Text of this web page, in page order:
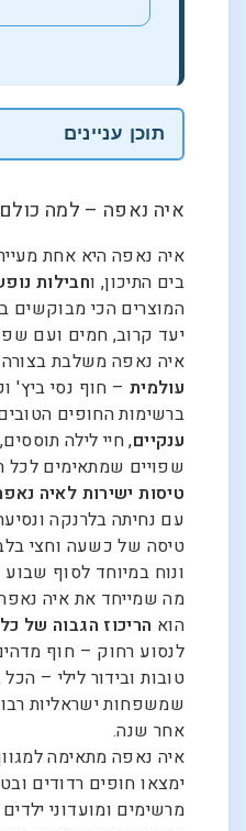
תוכן עניינים
איה נאפה – למה
איה נאפה היא אחת
בים התיכון, וחבילות
המוצרים הכי
יעד קרוב, חמים ועם
איה נאפה משלבת
עולמית – חוף נסי ביץ'
ברשימות החופים
ענקיים, חיי לילה
שפויים שמתאימים לכל
טיסות ישירות לאיה
טיסה של כשעה וחצי
ונוח במיוחד לסוף
מה שמייחד את איה
הוא הריכוז הגבוה של
לנסוע רחוק – חוף
טובות ובידור לילי –
שמשפחות ישראליות
אחר שנה.
איה נאפה מתאימה
ימצאו חופים רדודים
מרשימים ומועדוני